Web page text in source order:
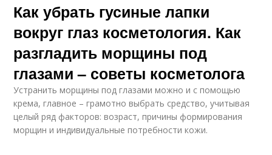
Как убрать гусиные лапки
вокруг глаз косметология. Как
разгладить морщины под
глазами – советы косметолога
Устранить морщины под глазами можно и с помощью
крема, главное – грамотно выбрать средство, учитывая
целый ряд факторов: возраст, причины формирования
морщин и индивидуальные потребности кожи.